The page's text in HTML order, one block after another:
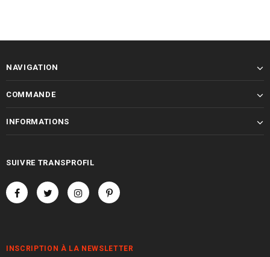
NAVIGATION
COMMANDE
INFORMATIONS
SUIVRE TRANSPROFIL
INSCRIPTION À LA NEWSLETTER